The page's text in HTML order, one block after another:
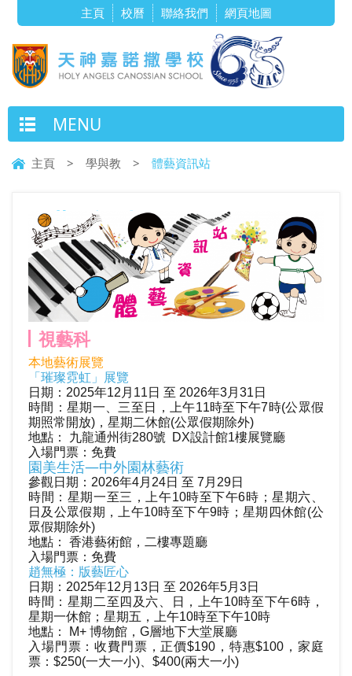
主頁 校曆 聯絡我們 網頁地圖
MENU
主頁 > 學與教 > 體藝資訊站
體藝資訊站
視藝科
本地藝術展覽
「 璀璨霓虹」展覽
日期：2025年12月11日 至 2026年3月31日
時間：星期一
三至日 ，上午11時至下午7時(公眾假
期照常開放) ，星期二休館(公眾假期除外)
地點： 九龍通州街280號 DX設計館1樓展覽廳
入場門票：免費
園美生活—中外園林藝術
參觀日期：2026年4月24日 至 7月29日
時間： 星期一至三， 上午10時至下午6時； 星期六、
日及公眾假期，上午10時至下午9時； 星期四休館(公
眾假期除外)
地點： 香港藝術館，二樓專題廳
入場門票： 免費
趙無極：版藝匠心
日期：2025年12月13日 至 2026年5月3日
時間：星期二至四及六、日，上午10時至下午6時，
星期一休館；星期五，上午10時至下午10時
地點： M+ 博物館，G層地下大堂展廳
入場門票：收費門票，正價$190，特惠$100，家庭
票：$250(一大一小)、$400(兩大一小)